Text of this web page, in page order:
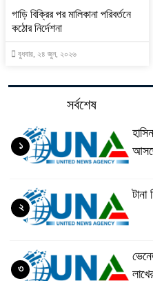
গাড়ি বিক্রির পর মালিকানা পরিবর্তনে
কঠোর নির্দেশনা
বুধবার, ২৪ জুন, ২০২৬
সর্বশেষ
১
২
৩